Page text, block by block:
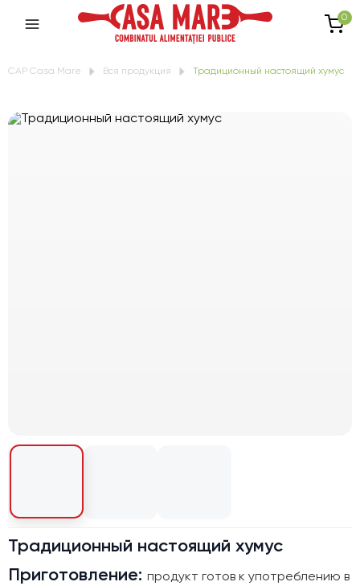
0
CAP Casa Mare Вся продукция Традиционный настоящий хумус
Традиционный настоящий хумус
Приготовление: продукт готов к употреблению в